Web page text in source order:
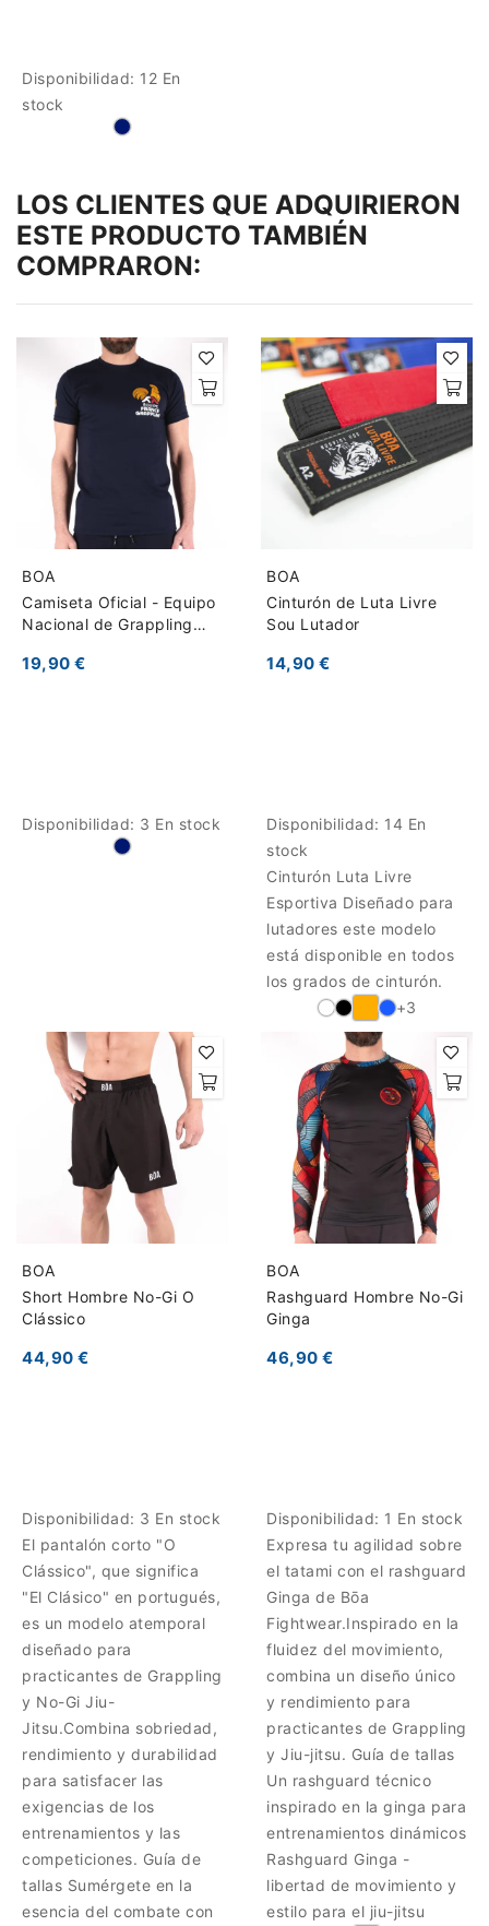
Disponibilidad: 12 En
stock
LOS CLIENTES QUE ADQUIRIERON
ESTE PRODUCTO TAMBIÉN
COMPRARON:
BOA
Camiseta Oficial - Equipo
Nacional de Grappling
19,90 €
Disponibilidad: 3 En stock
BOA
Cinturón de Luta Livre
Sou Lutador
14,90 €
Disponibilidad: 14 En
stock
Cinturón Luta Livre
Esportiva Diseñado para
lutadores este modelo
está disponible en todos
los grados de cinturón.
+3
BOA
Short Hombre No-Gi O
Clássico
44,90 €
Disponibilidad: 3 En stock
El pantalón corto "O
Clássico", que significa
"El Clásico" en portugués,
es un modelo atemporal
diseñado para
practicantes de Grappling
y No-Gi Jiu-
Jitsu.Combina sobriedad,
rendimiento y durabilidad
para satisfacer las
exigencias de los
entrenamientos y las
competiciones. Guía de
tallas Sumérgete en la
esencia del combate con
BOA
Rashguard Hombre No-Gi
Ginga
46,90 €
Disponibilidad: 1 En stock
Expresa tu agilidad sobre
el tatami con el rashguard
Ginga de Bōa
Fightwear.Inspirado en la
fluidez del movimiento,
combina un diseño único
y rendimiento para
practicantes de Grappling
y Jiu-jitsu. Guía de tallas
Un rashguard técnico
inspirado en la ginga para
entrenamientos dinámicos
Rashguard Ginga -
libertad de movimiento y
estilo para el jiu-jitsu